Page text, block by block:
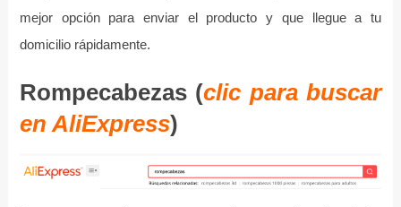
mejor opción para enviar el producto y que llegue a tu
domicilio rápidamente.
Rompecabezas (clic para buscar
en AliExpress)